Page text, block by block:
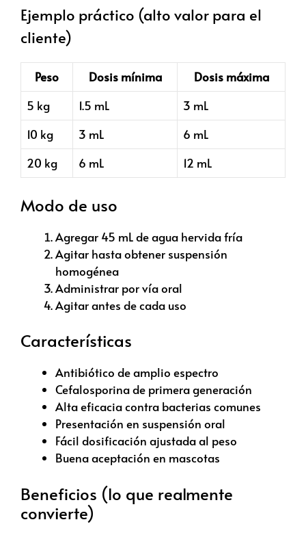
Ejemplo práctico (alto valor para el
cliente)
Peso Dosis mínima
Dosis máxima
5 kg
1.5 mL
3 mL
10 kg
3 mL
6 mL
20 kg
6 mL 12 mL
Modo de uso
Agregar 45 mL de agua hervida fría
Agitar hasta obtener suspensión
homogénea
Administrar por vía oral
Agitar antes de cada uso
Características
Antibiótico de amplio espectro
Cefalosporina de primera generación
Alta eficacia contra bacterias comunes
Presentación en suspensión oral
Fácil dosificación ajustada al peso
Buena aceptación en mascotas
Beneficios (lo que realmente
convierte)